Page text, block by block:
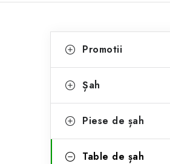
a
ă
l
peste
categorii
a
e
o
Promotii
Șah
Piese de șah
Table de șah